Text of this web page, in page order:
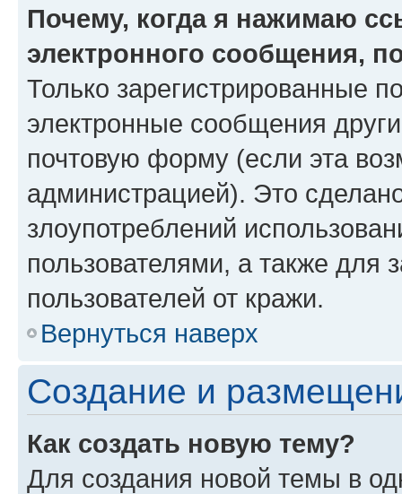
Почему, когда я нажимаю
электронного сообщения,
Только зарегистрированные
электронные сообщения
почтовую форму (если эта
администрацией). Это
злоупотреблений
пользователями, а также для
пользователей от кражи.
Вернуться наверх
Создание и
Как создать новую тему?
Для создания новой темы в